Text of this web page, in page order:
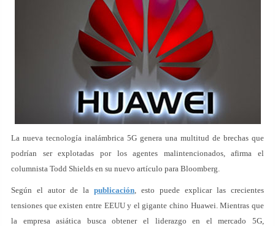
La nueva tecnología inalámbrica 5G genera una multitud de brechas que
podrían ser explotadas por los agentes malintencionados, afirma el
columnista Todd Shields en su nuevo artículo para Bloomberg.
Según el autor de la publicación, esto puede explicar las crecientes
tensiones que existen entre EEUU y el gigante chino Huawei. Mientras que
la empresa asiática busca obtener el liderazgo en el mercado 5G,